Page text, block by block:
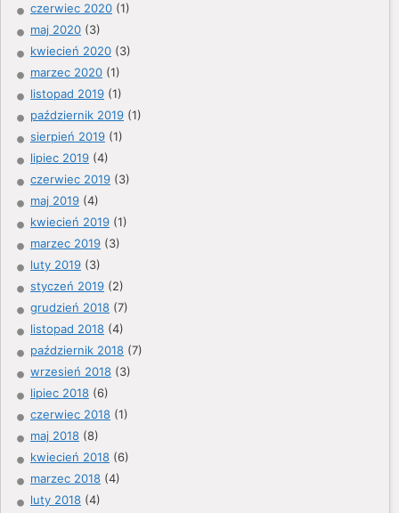
czerwiec 2020 (1)
maj 2020 (3)
kwiecień 2020 (3)
marzec 2020 (1)
listopad 2019 (1)
październik 2019 (1)
sierpień 2019 (1)
lipiec 2019 (4)
czerwiec 2019 (3)
maj 2019 (4)
kwiecień 2019 (1)
marzec 2019 (3)
luty 2019 (3)
styczeń 2019 (2)
grudzień 2018 (7)
listopad 2018 (4)
październik 2018 (7)
wrzesień 2018 (3)
lipiec 2018 (6)
czerwiec 2018 (1)
maj 2018 (8)
kwiecień 2018 (6)
marzec 2018 (4)
luty 2018 (4)